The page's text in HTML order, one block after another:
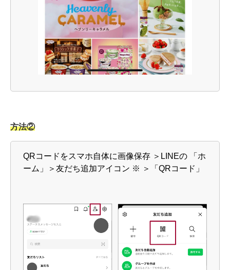
方法②
QRコードをスマホ自体に画像保存 ＞LINEの 「ホ
ーム」＞友だち追加アイコン ※ ＞「QRコード」